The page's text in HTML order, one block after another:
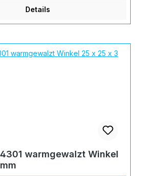
Details
warmgewalzt Winkel